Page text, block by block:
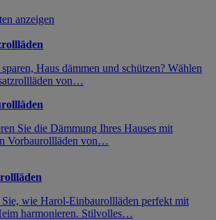
anzeigen
Haus dämmen und schützen? Wählen
von…
Sie die Dämmung Ihres Hauses mit
Vorbaurollläden von…
Sie, wie Harol-Einbaurollläden perfekt mit
harmonieren. Stilvolles…